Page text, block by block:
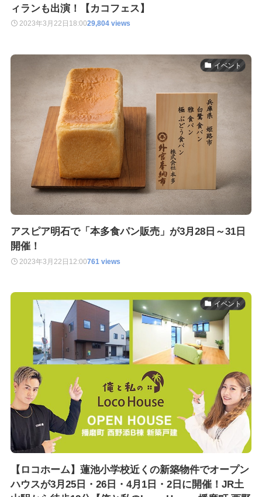
ィランも出演！【カコフェス】
2023年3月22日 18:0029,804 views
イベント
アスピア明石で「本多食パン販売」が3月28日～31日
開催！
2023年3月22日 12:00761 views
イベント
【ロコホーム】蓮池小学校近くの新築物件でオープン
ハウスが3月25日・26日・4月1日・2日に開催！JR土